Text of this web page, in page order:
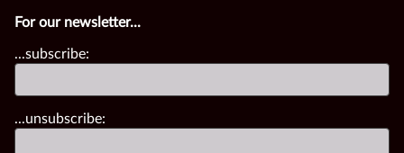
For our newsletter...
...subscribe:
...unsubscribe: